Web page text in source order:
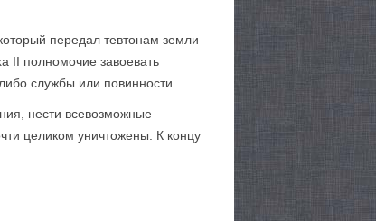
передал тевтонам земли
II полномочие завоевать
службы или повинности.
нести всевозможные
целиком уничтожены. К концу